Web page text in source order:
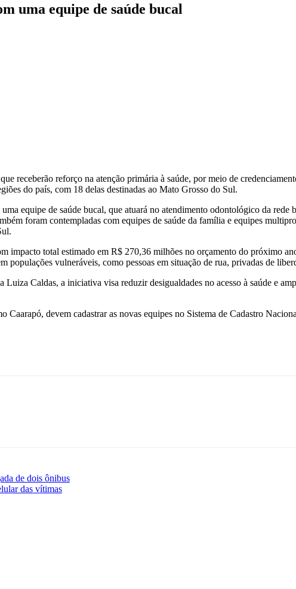
uma equipe de saúde bucal
receberão reforço na atenção primária à saúde, por meio de
do país, com 18 delas destinadas ao Mato Grosso do Sul.
equipe de saúde bucal, que atuará no atendimento odontológico da
foram contempladas com equipes de saúde da família e equipes
impacto total estimado em R$ 270,36 milhões no orçamento do próximo
vulneráveis, como pessoas em situação de rua, privadas de
Caldas, a iniciativa visa reduzir desigualdades no acesso à saúde e
Caarapó, devem cadastrar as novas equipes no Sistema de Cadastro
de dois ônibus
das vítimas